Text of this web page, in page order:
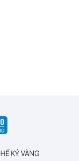
KỶ VÀNG